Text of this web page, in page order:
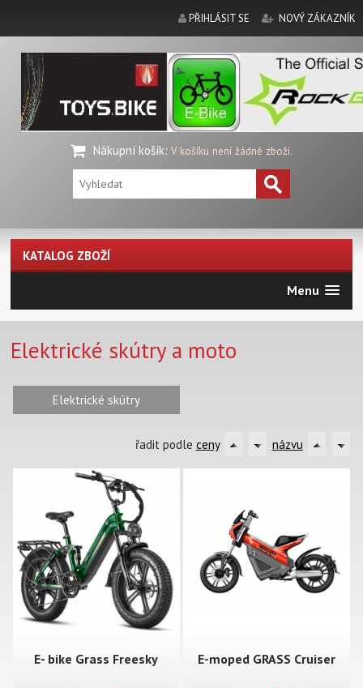
PŘIHLÁSIT SE NOVÝ ZÁKAZNÍK
Nákupní košík: V košíku není žádné zboží.
KATALOG ZBOŽÍ
Menu
Elektrické skútry a moto
Elektrické skútry
řadit podle ceny názvu
E- bike Grass Freesky E-moped GRASS Cruiser